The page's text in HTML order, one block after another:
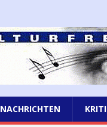
NACHRICHTEN